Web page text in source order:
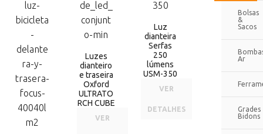
Luzes
dianteiro
e traseira
Oxford
ULTRATO
RCH CUBE
VER
Luz
dianteira
Serfas
250
lúmens
USM-350
VER
DETALHES
Bolsas
&
Sacos
Ar
Grades
Bidons